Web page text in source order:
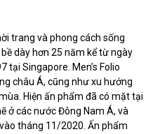
trang và phong cách sống
dày hơn 25 năm kể từ ngày
tại Singapore. Men’s Folio
châu Á, cũng như xu hướng
Hiện ấn phẩm đã có mặt tại
ở các nước Đông Nam Á, và
tháng 11/2020. Ấn phẩm